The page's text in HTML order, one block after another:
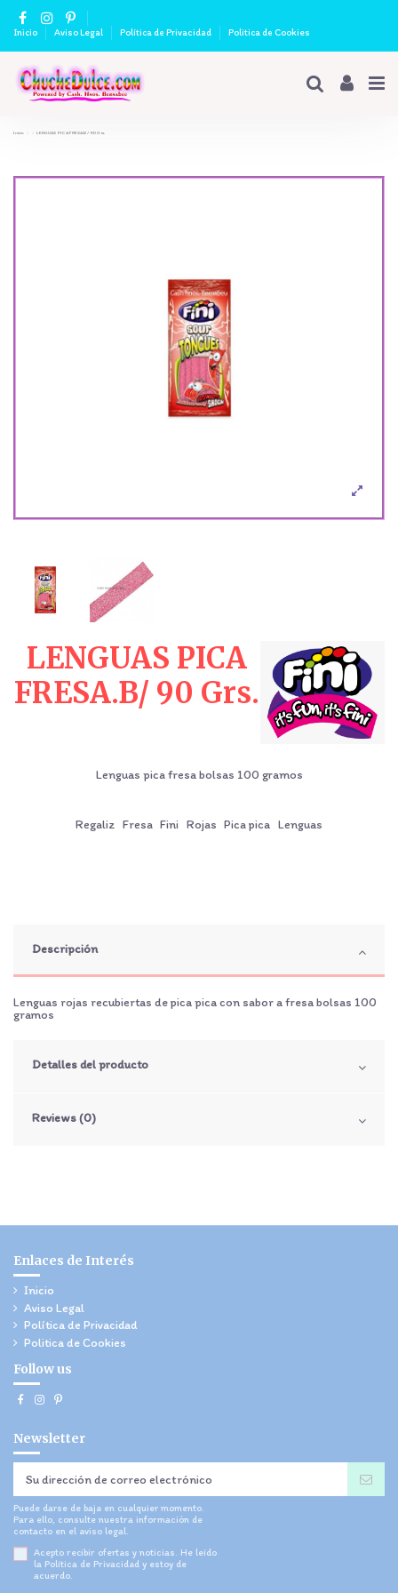
Inicio Aviso Legal Política de Privacidad Politica de Cookies
Inicio LENGUAS PICA FRESA.B/ 90 Grs.
LENGUAS PICA
FRESA.B/ 90 Grs.
Lenguas pica fresa bolsas 100 gramos
Regaliz Fresa Fini Rojas Pica pica Lenguas
Descripción
Lenguas rojas recubiertas de pica pica con sabor a fresa bolsas 100
gramos
Detalles del producto
Reviews (0)
Enlaces de Interés
Inicio
Aviso Legal
Política de Privacidad
Politica de Cookies
Follow us
Newsletter
Puede darse de baja en cualquier momento.
Para ello, consulte nuestra información de
contacto en el aviso legal.
Acepto recibir ofertas y noticias. He leído
la Política de Privacidad y estoy de
acuerdo.